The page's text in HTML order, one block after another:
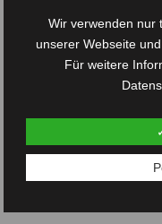
Wir verwenden nur
unserer Webseite
Für weitere